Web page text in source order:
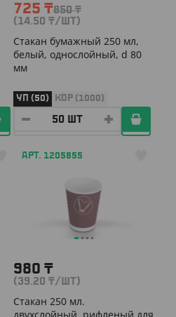
725 ₸850₸
(14.50 ₸/ШТ)
Cтакан бумажный 250 мл,
белый, однослойный, d 80
мм
УП (50) КОР (1000)
АРТ. 1205855
980 ₸
(39.20 ₸/ШТ)
Стакан 250 мл.